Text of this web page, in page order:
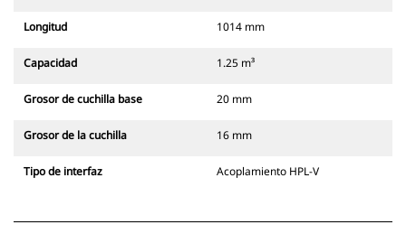
Longitud 1014 mm
Capacidad 1.25 m³
Grosor de cuchilla base 20 mm
Grosor de la cuchilla 16 mm
Tipo de interfaz Acoplamiento HPL-V